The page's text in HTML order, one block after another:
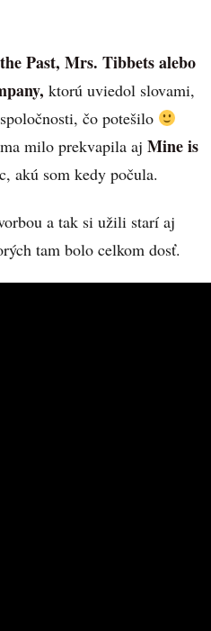
Past, Mrs. Tibbets alebo
ktorú uviedol slovami,
čo potešilo
milo prekvapila aj Mine is
akú som kedy počula.
a tak si užili starí aj
tam bolo celkom dosť.